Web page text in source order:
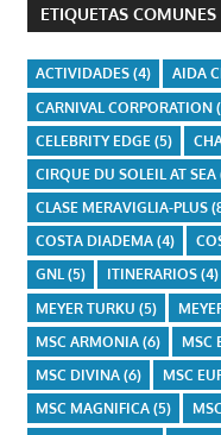
ETIQUETAS COMUNES
ACTIVIDADES(4) AIDA
CARNIVAL CORPORATION
CELEBRITY EDGE (5)
CIRQUE DU SOLEIL AT SEA
CLASE MERAVIGLIA-PLUS
COSTA DIADEMA(4)
GNL(5) ITINERARIOS(4)
MEYER TURKU (5)
MSC ARMONIA(6) MSC
MSC DIVINA(6) MSC
MSC MAGNIFICA(5)